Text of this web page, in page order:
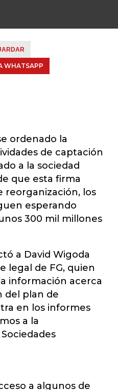
WHATSAPP
ordenado la
de captación
a la sociedad
que esta firma
reorganización, los
esperando
300 mil millones
a David Wigoda
legal de FG, quien
información acerca
del plan de
en los informes
a la
a algunos de